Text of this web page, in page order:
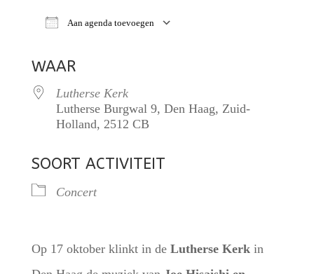
Aan agenda toevoegen
WAAR
Lutherse Kerk
Lutherse Burgwal 9, Den Haag, Zuid-
Holland, 2512 CB
SOORT ACTIVITEIT
Concert
Op 17 oktober klinkt in de Lutherse Kerkin